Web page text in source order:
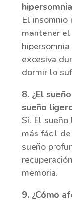
El
mantener
excesiva
dormir lo
8. ¿El
sueño
Sí. El
más fácil
sueño
memoria.
9. ¿Cómo